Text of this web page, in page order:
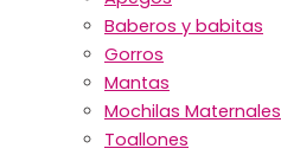
Baberos y babitas
Gorros
Mantas
Mochilas Maternales
Toallones